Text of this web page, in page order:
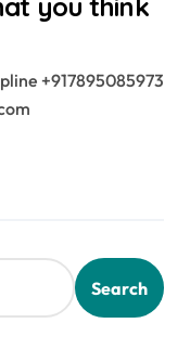
you think
+917895085973
Search